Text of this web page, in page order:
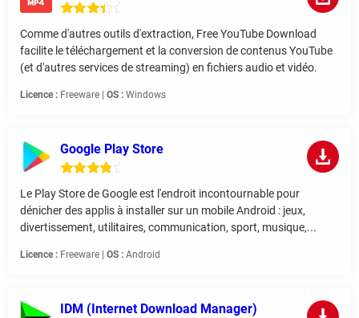
Comme d'autres outils d'extraction, Free YouTube Download
facilite le téléchargement et la conversion de contenus YouTube
(et d'autres services de streaming) en fichiers audio et vidéo.
Licence : Freeware | OS : Windows
Google Play Store
Le Play Store de Google est l'endroit incontournable pour
dénicher des applis à installer sur un mobile Android : jeux,
divertissement, utilitaires, communication, sport, musique,...
Licence : Freeware | OS : Android
IDM (Internet Download Manager)